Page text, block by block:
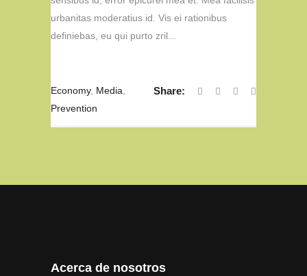
urbanitas moderatius id. Vis ei rationibus
definiebas, eu qui purto zril...
Economy, Media
Prevention
Share:
Acerca de nosotros